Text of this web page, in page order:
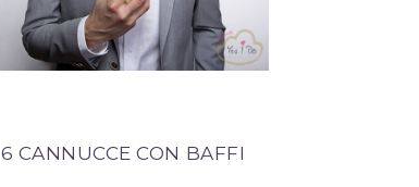
6 CANNUCCE CON BAFFI